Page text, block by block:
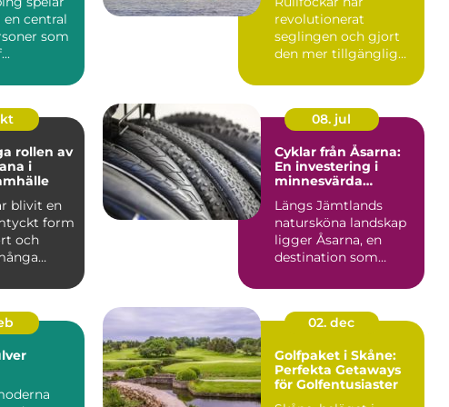
central
som
revolutionerat
seglingen och gjort
den mer tillgänglig
rollen av
i
blivit en
form
och
08. jul
Cyklar från Åsarna:
En investering i
minnesvärda
Längs Jämtlands
natursköna landskap
ligger Åsarna, en
destination som
02. dec
Golfpaket i Skåne:
Perfekta Getaways
för Golfentusiaster